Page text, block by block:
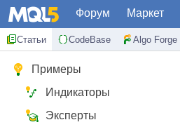
Форум Маркет
Статьи CodeBase Algo Forge
Примеры
Индикаторы
Эксперты